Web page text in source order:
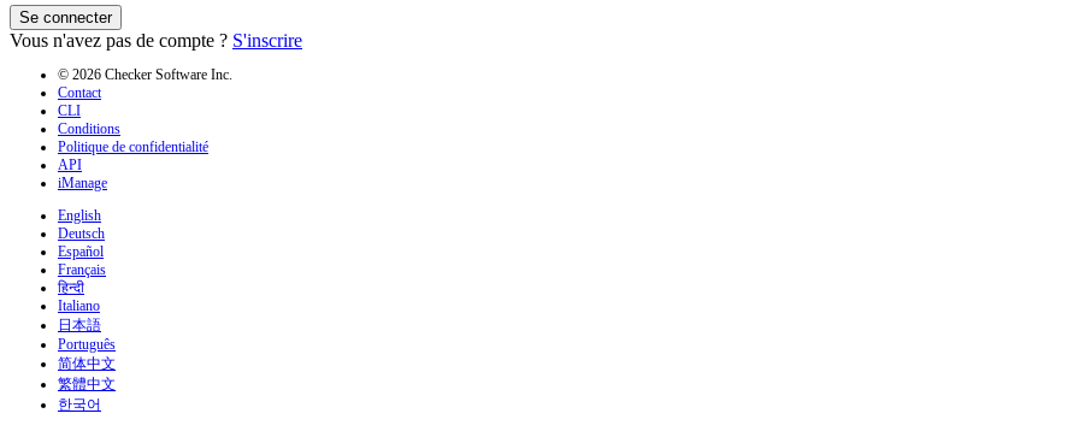
Se connecter
Vous n'avez pas de compte ? S'inscrire
© 2026 Checker Software Inc.
Contact
CLI
Conditions
Politique de confidentialité
API
iManage
English
Deutsch
Español
Français
हिन्दी
Italiano
日本語
Português
简体中文
繁體中文
한국어